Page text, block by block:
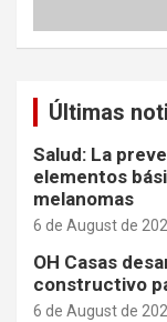
Últimas
Salud: La
elementos
melanomas
6 de August de
OH Casas
constructivo
6 de August de